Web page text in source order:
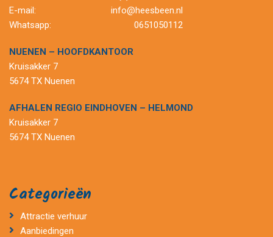
E-mail:
info@heesbeen.nl
Whatsapp:
0651050112
NUENEN – HOOFDKANTOOR
Kruisakker 7
5674 TX Nuenen
AFHALEN REGIO EINDHOVEN – HELMOND
Kruisakker 7
5674 TX Nuenen
Categorieën
Attractie verhuur
Aanbiedingen